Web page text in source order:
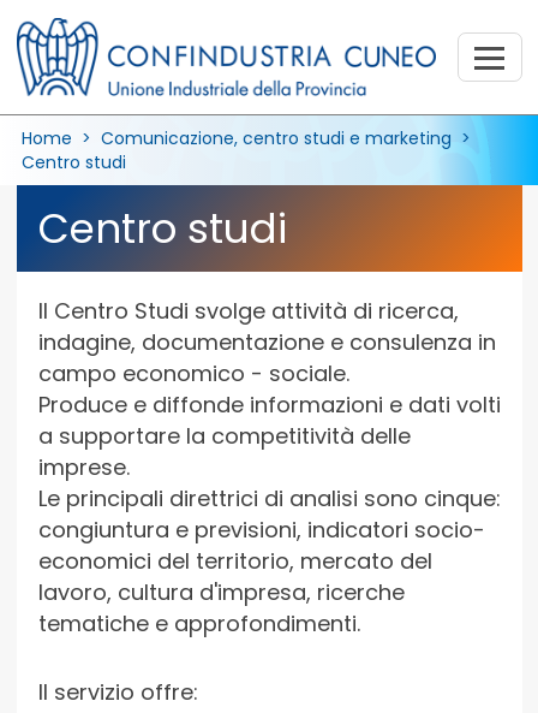
Home > Comunicazione, centro studi e marketing >
Centro studi
Centro studi
Il Centro Studi svolge attività di ricerca,
indagine, documentazione e consulenza in
campo economico - sociale.
Produce e diffonde informazioni e dati volti
a supportare la competitività delle
imprese.
Le principali direttrici di analisi sono cinque:
congiuntura e previsioni, indicatori socio-
economici del territorio, mercato del
lavoro, cultura d'impresa, ricerche
tematiche e approfondimenti.
Il servizio offre: